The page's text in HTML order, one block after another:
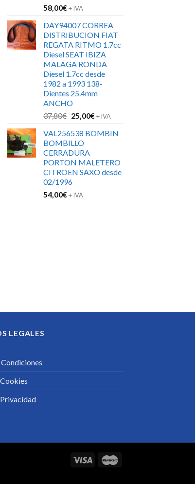
58,00€+ IVA
DAY94007 CORREA
DISTRIBUCION FIAT
REGATA RITMO 1.7cc
Diesel SEAT IBIZA
MALAGA RONDA
Diesel 1.7cc desde
1982 a 1993 138-
Dientes 25.4mm
ANCHO
37,80€ El
original
era:
37,80€.
25,00€El
actual
+ IVA
VAL256538 BOMBIN
BOMBILLO
CERRADURA
PORTON MALETERO
CITROEN SAXO desde
02/1996
54,00€+ IVA
LEGALES